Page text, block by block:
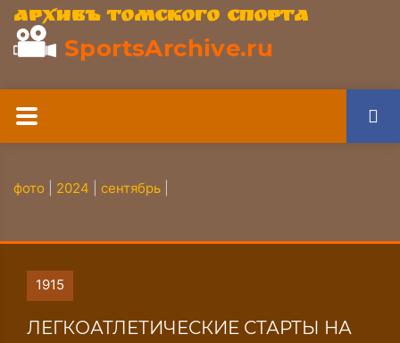
Архивъ томского спорта
SportsArchive.ru
фото 2024 сентябрь
1915
ЛЕГКОАТЛЕТИЧЕСКИЕ СТАРТЫ НА